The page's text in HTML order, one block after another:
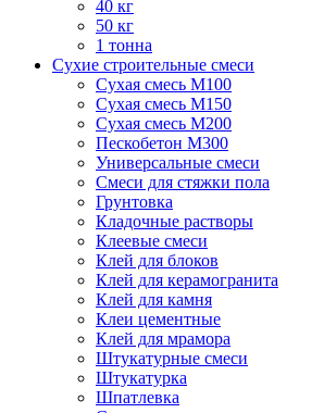
40 кг
50 кг
1 тонна
Сухие строительные смеси
Сухая смесь М100
Сухая смесь М150
Сухая смесь М200
Пескобетон М300
Универсальные смеси
Смеси для стяжки пола
Грунтовка
Кладочные растворы
Клеевые смеси
Клей для блоков
Клей для керамогранита
Клей для камня
Клеи цементные
Клей для мрамора
Штукатурные смеси
Штукатурка
Шпатлевка